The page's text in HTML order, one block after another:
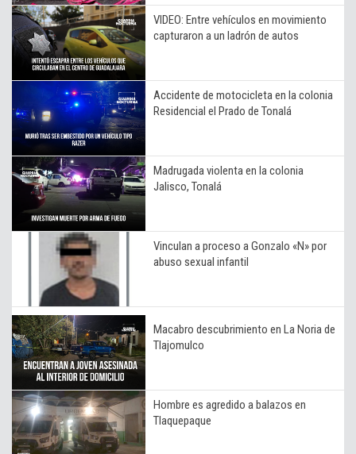
VIDEO: Entre vehículos en movimiento
capturaron a un ladrón de autos
Accidente de motocicleta en la colonia
Residencial el Prado de Tonalá
Madrugada violenta en la colonia
Jalisco, Tonalá
Vinculan a proceso a Gonzalo «N» por
abuso sexual infantil
Macabro descubrimiento en La Noria de
Tlajomulco
Hombre es agredido a balazos en
Tlaquepaque